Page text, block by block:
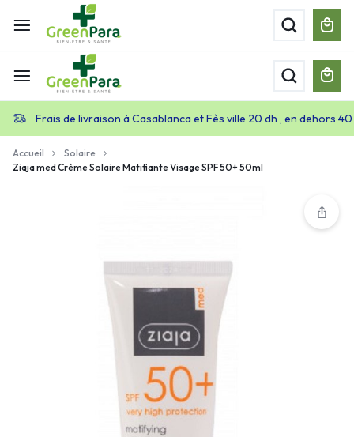
Frais de livraison à Casablanca et Fès ville 20 dh , en dehors
Accueil
Solaire
Ziaja med Crème Solaire Matifiante Visage SPF 50+ 50ml